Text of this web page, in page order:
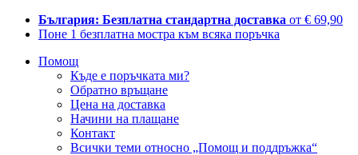
България: Безплатна стандартна доставка от € 69,90
Поне 1 безплатна мостра към всяка поръчка
Помощ
Къде е поръчката ми?
Обратно връщане
Цена на доставка
Начини на плащане
Контакт
Всички теми относно „Помощ и поддръжка“